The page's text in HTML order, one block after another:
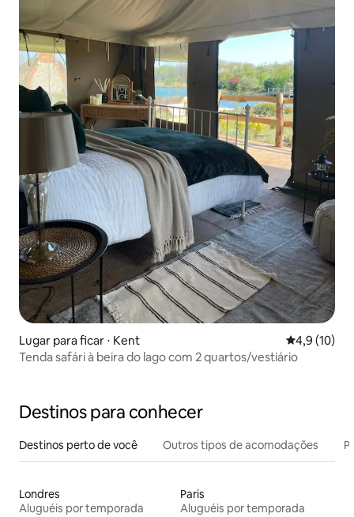
Lugar para ficar ⋅ Kent 4,9 de uma
4,9 (10)
Tenda safári à beira do lago com 2 quartos/vestiário
Destinos para conhecer
Destinos perto de você Outros tipos de acomodações
Londres
Aluguéis por temporada
Paris
Aluguéis por temporada